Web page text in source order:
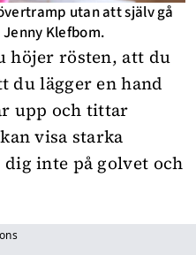
utan att själv gå
Klefbom.
höjer rösten, att du
lägger en hand
upp och tittar
visa starka
inte på golvet och